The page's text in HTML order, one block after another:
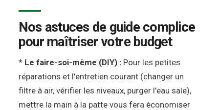
Nos astuces de guide complice
pour maîtriser votre budget
* Le faire-soi-même (DIY) : Pour les petites
réparations et l'entretien courant (changer un
filtre à air, vérifier les niveaux, purger l'eau sale),
mettre la main à la patte vous fera économiser